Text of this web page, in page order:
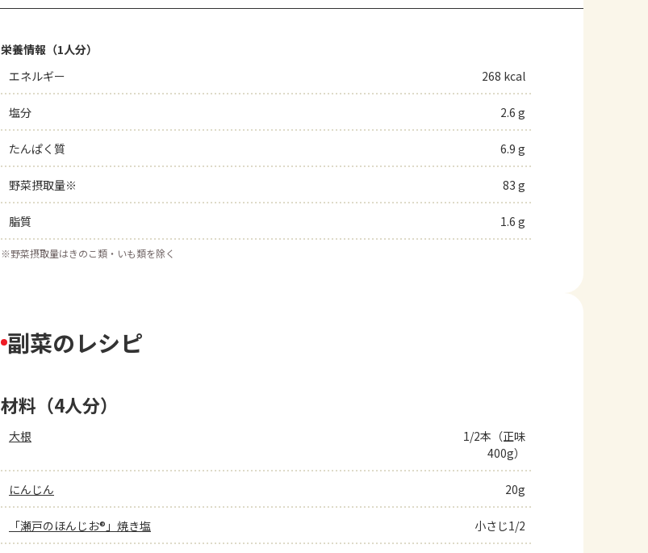
栄養情報（1人分）
エネルギー
268 kcal
塩分 2.6 g
たんぱく質 6.9 g
野菜摂取量※ 83 g
脂質 1.6 g
※野菜摂取量はきのこ類・いも類を除く
副菜のレシピ
材料（4人分）
大根
1/2本（正味
400g）
にんじん 20g
「瀬戸のほんじお®」焼き塩 小さじ1/2